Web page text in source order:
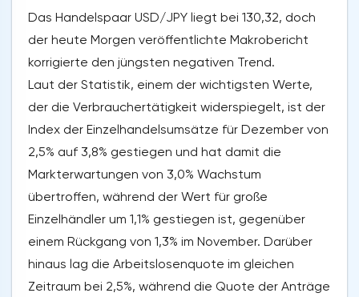
Das Handelspaar USD/JPY liegt bei 130,32, doch
der heute Morgen veröffentlichte Makrobericht
korrigierte den jüngsten negativen Trend.
Laut der Statistik, einem der wichtigsten Werte,
der die Verbrauchertätigkeit widerspiegelt, ist der
Index der Einzelhandelsumsätze für Dezember von
2,5% auf 3,8% gestiegen und hat damit die
Markterwartungen von 3,0% Wachstum
übertroffen, während der Wert für große
Einzelhändler um 1,1% gestiegen ist, gegenüber
einem Rückgang von 1,3% im November. Darüber
hinaus lag die Arbeitslosenquote im gleichen
Zeitraum bei 2,5%, während die Quote der Anträge